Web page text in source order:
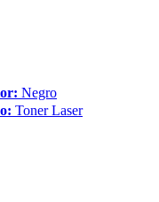
Negro
Toner Laser